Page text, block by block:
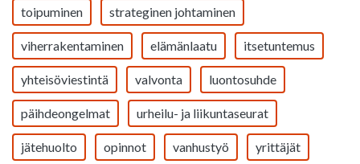
toipuminen strateginen johtaminen
viherrakentaminen elämänlaatu itsetuntemus
yhteisöviestintä valvonta luontosuhde
päihdeongelmat urheilu- ja liikuntaseurat
jätehuolto opinnot vanhustyö yrittäjät